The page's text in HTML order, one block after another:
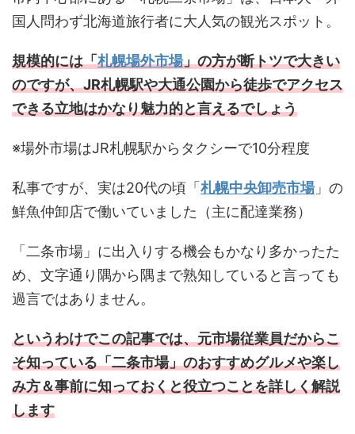
国人問わず北海道旅行者に大人気の観光スポット。
規模的には「札幌場外市場」の方が断トツで大きい
のですが、JR札幌駅や大通公園から徒歩でアクセス
できる立地はかなり魅力的と言えるでしょう
※場外市場はJR札幌駅からタクシーで10分程度
私事ですが、実は20代の頃「 札幌中央卸売市場」の
鮮魚仲卸店で働いていました（主に配達業務）
「二条市場」に出入りする機会もかなり多かったた
め、文字通り隅から隅まで熟知していると言っても
過言ではありません。
というわけでこの記事では、元市場従業員だからこ
そ知っている「二条市場」のおすすめグルメや楽し
み方＆事前に知っておくと役立つことを詳しく解説
します